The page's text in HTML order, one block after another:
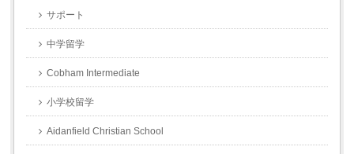
サポート
中学留学
Cobham Intermediate
小学校留学
Aidanfield Christian School